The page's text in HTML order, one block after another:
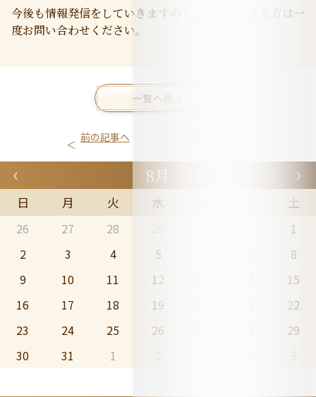
今後も情報発信をしていきますので、ご興味のある方は一
度お問い合わせください。
前の記事へ
一覧へ戻る
8月
日 月 火 水 土
26 27 28
1
2
3 4 5
8
9
10 11 12
15
16
17 18 19
22
23
24 25 26
29
30
31 1